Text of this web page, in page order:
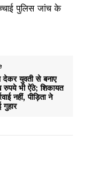
पुलिस जांच के
देकर युवती से बनाए
भी ऐंठे; शिकायत
नहीं, पीड़िता ने
गुहार